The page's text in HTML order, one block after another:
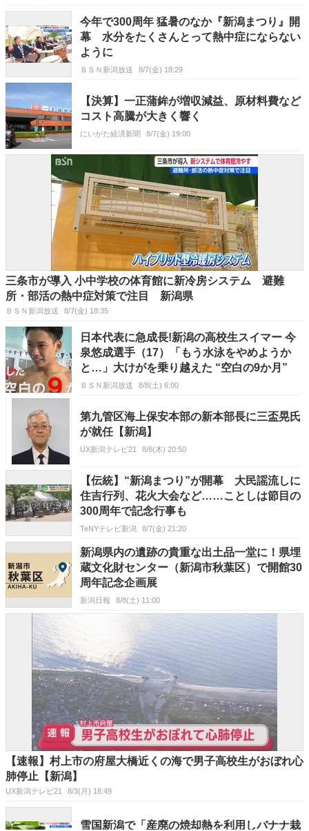
今年で300周年 猛暑のなか『新潟まつり』開
幕 水分をたくさんとって熱中症にならない
ように
ＢＳＮ新潟放送 8/7(金) 18:29
【決算】一正蒲鉾が増収減益、原材料費など
コスト高騰が大きく響く
にいがた経済新聞 8/7(金) 19:00
三条市が導入 小中学校の体育館に新冷房システム 避難
所・部活の熱中症対策で注目 新潟県
ＢＳＮ新潟放送 8/7(金) 18:35
日本代表に急成長!新潟の高校生スイマー 今
泉悠成選手（17）「もう水泳をやめようか
と…」大けがを乗り越えた “空白の9か月”
ＢＳＮ新潟放送 8/8(土) 6:00
第九管区海上保安本部の新本部長に三盃晃氏
が就任【新潟】
UX新潟テレビ21 8/6(木) 20:50
【伝統】“新潟まつり”が開幕 大民謡流しに
住吉行列、花火大会など……ことしは節目の
300周年で記念行事も
TeNYテレビ新潟 8/7(金) 21:20
新潟県内の遺跡の貴重な出土品一堂に！県埋
蔵文化財センター（新潟市秋葉区）で開館30
周年記念企画展
新潟日報 8/8(土) 11:00
【速報】村上市の府屋大橋近くの海で男子高校生がおぼれ心
肺停止【新潟】
UX新潟テレビ21 8/3(月) 18:49
雪国新潟で「産廃の焼却熱を利用しバナナ栽